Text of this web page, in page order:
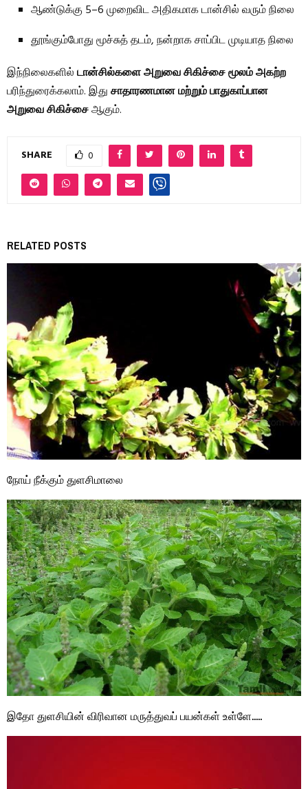
ஆண்டுக்கு 5–6 முறைவிட அதிகமாக டான்சில் வரும் நிலை
தூங்கும்போது மூச்சுத் தடம், நன்றாக சாப்பிட முடியாத நிலை
இந்நிலைகளில்டான்சில்களை அறுவை சிகிச்சை மூலம் அகற்ற
பரிந்துரைக்கலாம். இதுசாதாரணமான மற்றும் பாதுகாப்பான
அறுவை சிகிச்சைஆகும்.
SHARE 0
RELATED POSTS
நோய் நீக்கும் துளசிமாலை
இதோ துளசியின் விரிவான மருத்துவப் பயன்கள் உள்ளே…..